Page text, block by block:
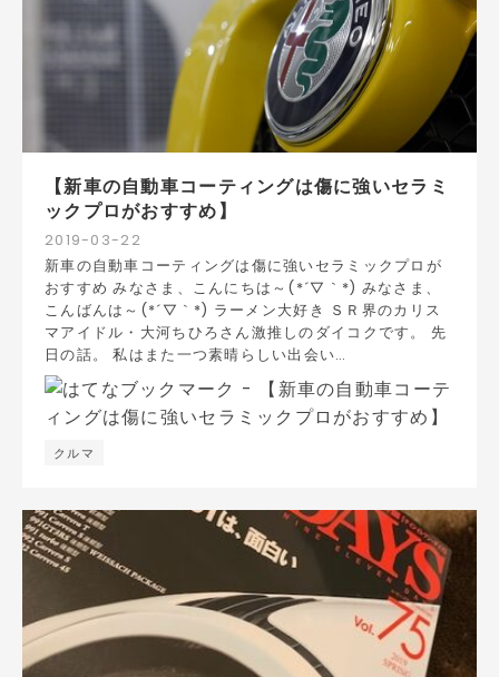
2019-03-22
【新車の自動車コーティングは傷に強いセラミ
ックプロがおすすめ】
クルマ
新車の自動車コーティングは傷に強いセラミックプロが
おすすめ みなさま、こんにちは～(*´▽｀*) みなさま、
こんばんは～(*´▽｀*) ラーメン大好き ＳＲ界のカリス
マアイドル・大河ちひろさん激推しのダイコクです。 先
日の話。 私はまた一つ素晴らしい出会い…